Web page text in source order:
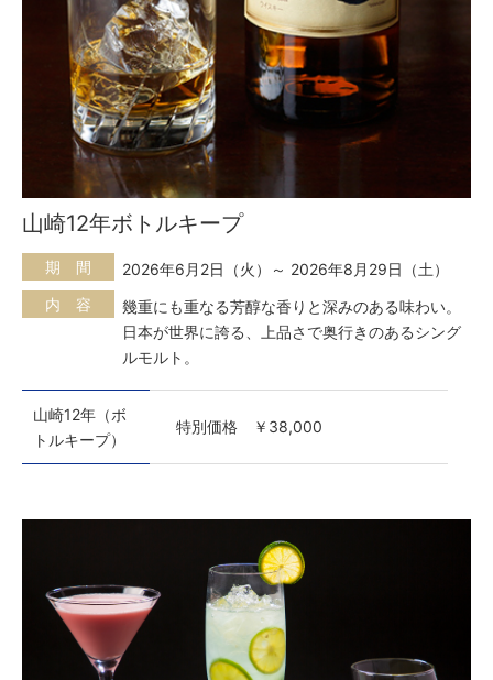
山崎12年ボトルキープ
期 間
2026年6月2日（火）～ 2026年8月29日（土）
内 容
幾重にも重なる芳醇な香りと深みのある味わい。
日本が世界に誇る、上品さで奥行きのあるシング
ルモルト。
山崎12年（ボ
トルキープ）
特別価格 ￥38,000